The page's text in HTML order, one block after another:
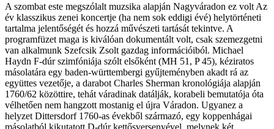
A szombat este megszólalt muzsika alapján Nagyváradon ez volt Az
év klasszikus zenei koncertje (ha nem sok eddigi évé) helytörténeti
tartalma jelentőségét és hozzá művészeti tartását tekintve. A
programfüzet maga is kiválóan dokumentált volt, csak szemezgetni
van alkalmunk Szefcsik Zsolt gazdag információiból. Michael
Haydn F-dúr szimfóniája szólt elsőként (MH 51, P 45), kéziratos
másolatára egy baden-württembergi gyűjteményben akadt rá az
együttes vezetője, a darabot Charles Sherman kronológiája alapján
1760/62 közöttire, tehát váradinak datálják, korabeli bemutatója óta
vélhetően nem hangzott mostanig el újra Váradon. Ugyanez a
helyzet Dittersdorf 1760-as évekből származó, egy koppenhágai
másolatból kikutatott D-dúr kettősversenyével, melynek két